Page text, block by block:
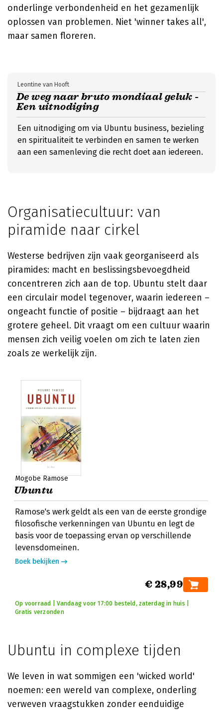
onderlinge verbondenheid en het gezamenlijk
oplossen van problemen. Niet 'winner takes all',
maar samen floreren.
De weg naar bruto mondiaal geluk -
Een uitnodiging
Leontine van Hooft
Een uitnodiging om via Ubuntu business, bezieling
en spiritualiteit te verbinden en samen te werken
aan een samenleving die recht doet aan iedereen.
Organisatiecultuur: van
piramide naar cirkel
Westerse bedrijven zijn vaak georganiseerd als
piramides: macht en beslissingsbevoegdheid
concentreren zich aan de top. Ubuntu stelt daar
een circulair model tegenover, waarin iedereen –
ongeacht functie of positie – bijdraagt aan het
grotere geheel. Dit vraagt om een cultuur waarin
mensen zich veilig voelen om zich te laten zien
zoals ze werkelijk zijn.
Mogobe Ramose
Ubuntu
Ramose's werk geldt als een van de eerste grondige
filosofische verkenningen van Ubuntu en legt de
basis voor de toepassing ervan op verschillende
levensdomeinen.
Boek bekijken
€ 28,99
Op voorraad | Vandaag voor 17:00 besteld, zaterdag in huis |
Gratis verzonden
Ubuntu in complexe tijden
We leven in wat sommigen een 'wicked world'
noemen: een wereld van complexe, onderling
verweven vraagstukken zonder eenduidige